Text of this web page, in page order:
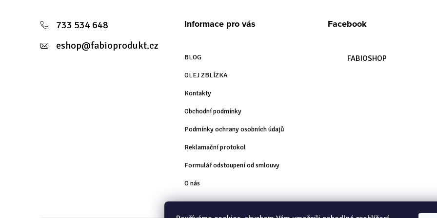
733 534 648
eshop@fabioprodukt.cz
Informace pro vás
BLOG
OLEJ ZBLÍZKA
Kontakty
Obchodní podmínky
Podmínky ochrany osobních údajů
Reklamační protokol
Formulář odstoupení od smlouvy
O nás
Facebook
FABIOSHOP